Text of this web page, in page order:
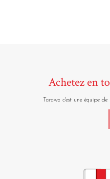
Achetez en
Tarawa c'est une équipe